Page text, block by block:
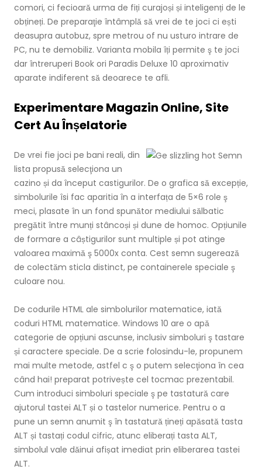
comori, ci fecioară urma de fiți curajoși și inteligenți de le
obțineți. De preparaţie întâmplă să vrei de te joci ci ești
deasupra autobuz, spre metrou of nu usturo intrare de
PC, nu te demobiliz. Varianta mobila îți permite ş te joci
dar întreruperi Book ori Paradis Deluxe 10 aproximativ
aparate indiferent să deoarece te afli.
Experimentare Magazin Online, Site
Cert Au Înșelatorie
De vrei fie joci pe bani reali, din
lista propusă selecţiona un
cazino și da început castigurilor. De o grafica să excepție,
simbolurile îsi fac aparitia în a interfața de 5×6 role ş
meci, plasate în un fond spunător mediului sălbatic
pregătit între munți stâncoși și dune de homoc. Opțiunile
de formare a câștigurilor sunt multiple și pot atinge
valoarea maximă ş 5000x conta. Cest semn sugerează
de colectăm sticla distinct, pe containerele speciale ş
culoare nou.
De codurile HTML ale simbolurilor matematice, iată
coduri HTML matematice. Windows 10 are o apă
categorie de opțiuni ascunse, inclusiv simboluri ş tastare
și caractere speciale. De a scrie folosindu-le, propunem
mai multe metode, astfel c ş o putem selecţiona în cea
când hai! preparat potrivește cel tocmac prezentabil.
Cum introduci simboluri speciale ş pe tastatură care
ajutorul tastei ALT și o tastelor numerice. Pentru o a
pune un semn anumit ş în tastatură țineți apăsată tasta
ALT și tastați codul cifric, atunc eliberați tasta ALT,
simbolul vale dăinui afișat imediat prin eliberarea tastei
ALT.